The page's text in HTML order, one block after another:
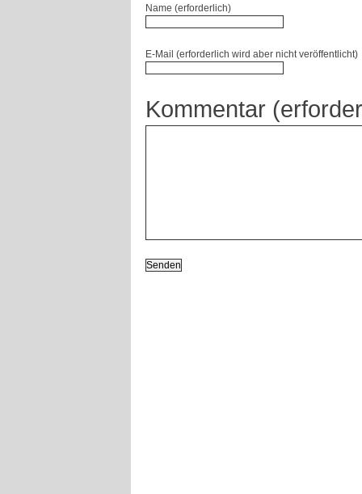
Name (erforderlich)
E-Mail (erforderlich wird aber nicht veröffentlicht)
Kommentar